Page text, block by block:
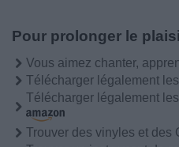
Pour prolonger le
Vous aimez chanter,
Télécharger légalement
Télécharger légalement
Trouver des vinyles et des